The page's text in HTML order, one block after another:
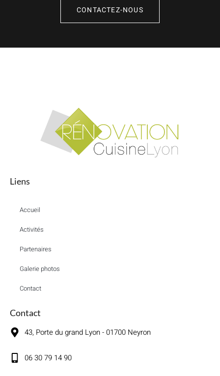
CONTACTEZ-NOUS
Liens
Accueil
Activités
Partenaires
Galerie photos
Contact
Contact
43, Porte du grand Lyon - 01700 Neyron
06 30 79 14 90